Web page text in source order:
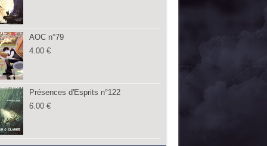
AOC n°79
4.00 €
Présences d'Esprits n°122
6.00 €